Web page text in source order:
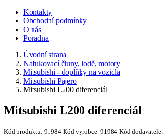
Kontakty
Obchodní podmínky
O nás
Poradna
Úvodní strana
Nafukovací čluny, lodě, motory
Mitsubishi - doplňky na vozidla
Mitsubishi Pajero
Mitsubishi L200 diferenciál
Mitsubishi L200 diferenciál
Kód produktu: 91984 Kód výrobce: 91984 Kód dodavatele: